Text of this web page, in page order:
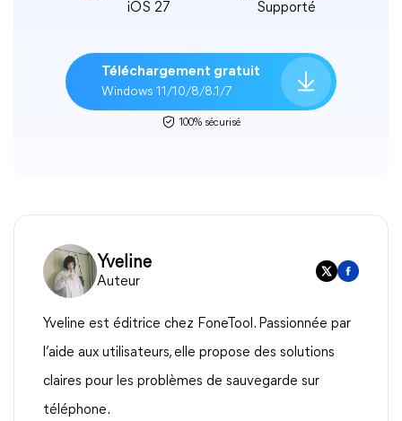
iOS 27
Supporté
Téléchargement gratuit
Windows 11/10/8/8.1/7
100% sécurisé
Yveline
Auteur
Yveline est éditrice chez FoneTool. Passionnée par
l’aide aux utilisateurs, elle propose des solutions
claires pour les problèmes de sauvegarde sur
téléphone.